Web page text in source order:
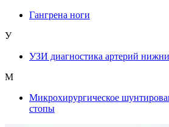
Гангрена ноги
У
УЗИ диагностика артерий
М
Микрохирургическое
стопы